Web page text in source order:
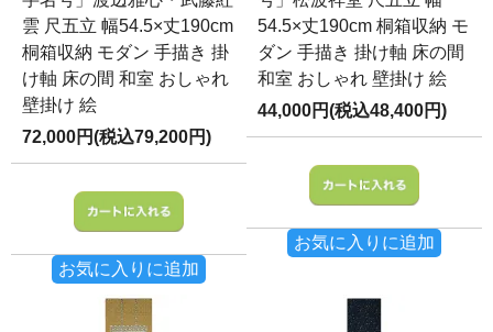
雲 尺五立 幅54.5×丈190cm
桐箱収納 モダン 手描き 掛
け軸 床の間 和室 おしゃれ
壁掛け 絵
72,000円(税込79,200円)
お気に入りに追加
54.5×丈190cm 桐箱収納 モ
ダン 手描き 掛け軸 床の間
和室 おしゃれ 壁掛け 絵
44,000円(税込48,400円)
お気に入りに追加